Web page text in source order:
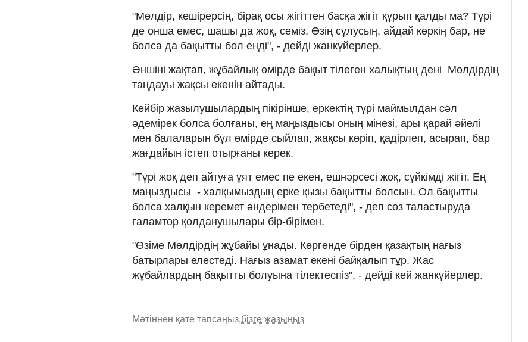
"Мөлдір, кешірерсің, бірақ осы жігіттен басқа жігіт құрып қалды ма? Түрі
де онша емес, шашы да жоқ, семіз. Өзің сұлусың, айдай көркің бар, не
болса да бақытты бол енді", - дейді жанкүйерлер.
Әншіні жақтап, жұбайлық өмірде бақыт тілеген халықтың дені Мөлдірдің
таңдауы жақсы екенін айтады.
Кейбір жазылушылардың пікірінше, еркектің түрі маймылдан сəл
əдемірек болса болғаны, ең маңыздысы оның мінезі, ары қарай əйелі
мен балаларын бұл өмірде сыйлап, жақсы көріп, қадірлеп, асырап, бар
жағдайын істеп отырғаны керек.
"Түрі жоқ деп айтуға ұят емес пе екен, ешнəрсесі жоқ, сүйкімді жігіт. Ең
маңыздысы - халқымыздың ерке қызы бақытты болсын. Ол бақытты
болса халқын керемет əндерімен тербетеді", - деп сөз таластыруда
ғаламтор қолданушылары бір-бірімен.
"Өзіме Мөлдірдің жұбайы ұнады. Көргенде бірден қазақтың нағыз
батырлары елестеді. Нағыз азамат екені байқалып тұр. Жас
жұбайлардың бақытты болуына тілектеспіз", - дейді кей жанкүйерлер.
Мәтіннен қате тапсаңыз,бізге жазыңыз